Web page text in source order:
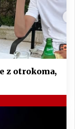
z otrokoma,